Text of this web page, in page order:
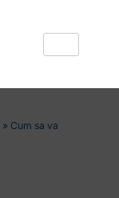
» Cum sa va